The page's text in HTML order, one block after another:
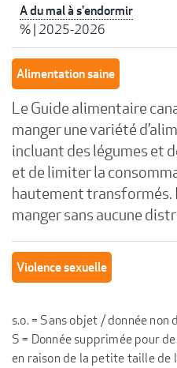
A du mal à s'endormir
% 2025-2026
Alimentation saine
Le Guide alimentaire
manger une variété
incluant des légumes et
et de limiter la
hautement transformés.
manger sans aucune
Violence sexuelle
s.o. = Sans objet / donnée non
S = Donnée supprimée pour
en raison de la petite taille de